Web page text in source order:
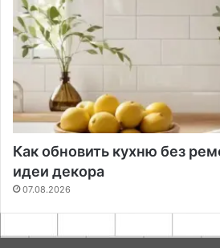
Как обновить кухню без
идеи декора
07.08.2026